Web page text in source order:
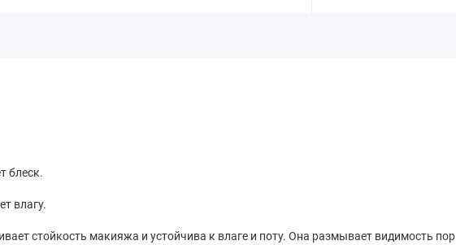
блеск.
влагу.
стойкость макияжа и устойчива к влаге и поту. Она размывает видимость пор